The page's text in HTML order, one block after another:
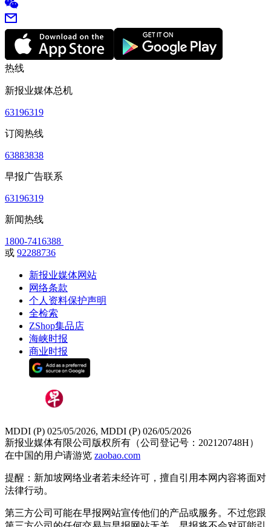
热线
新报业媒体总机
63196319
订阅热线
63883838
早报广告联系
63196319
新闻热线
1800-7416388
或 92288736
新报业媒体网站
网络条款
个人资料保护声明
全检索
ZShop集品店
海峡时报
商业时报
MDDI (P) 025/05/2026, MDDI (P) 026/05/2026
新报业媒体有限公司版权所有（公司登记号：202120748H）
在中国的用户请游览 zaobao.com
提醒：新加坡网络业者若未经许可，擅自引用本网内容将面对
法律行动。
第三方公司可能在早报网站宣传他们的产品或服务。不过您跟